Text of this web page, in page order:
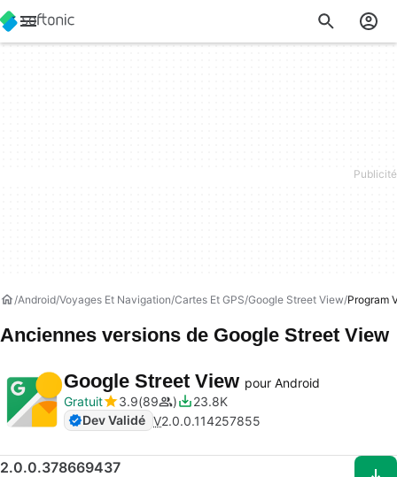
Android Voyages Et Navigation Cartes Et GPS Google Street View Program
Anciennes versions de Google Street View
Google Street View pour Android
Gratuit
3.9 89
23.8K
Dev Validé V2.0.0.114257855
2.0.0.378669437